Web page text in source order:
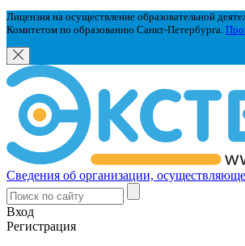
Лицензия на осуществление образовательной
Комитетом по образованию Санкт-Петербурга.
Сведения об организации,
Вход
Регистрация